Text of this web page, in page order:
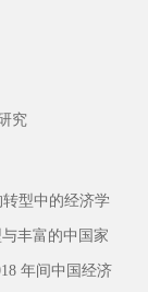
究
型中的经济学
丰富的中国家
年间中国经济